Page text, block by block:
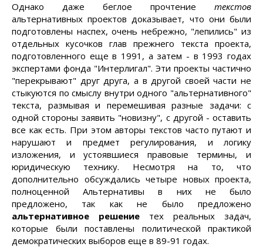
Однако даже беглое прочтение текстов
альтернативных проектов доказывает, что они были
подготовлены наспех, очень небрежно, "лепились" из
отдельных кусочков глав прежнего текста проекта,
подготовленного еще в 1991, а затем - в 1993 годах
экспертами фонда "Интерлигал". Эти проекты частично
"перекрывают" друг друга, а в другой своей части не
стыкуются по смыслу внутри одного "альтернативного"
текста, размывая и перемешивая разные задачи: с
одной стороны заявить "новизну", с другой - оставить
все как есть. При этом авторы текстов часто путают и
нарушают и предмет регулирования, и логику
изложения, и устоявшиеся правовые термины, и
юридическую технику. Несмотря на то, что
дополнительно обсуждались четыре новых проекта,
полноценной Альтернативы в них не было
предложено, так как не было предложено
альтернативное решение тех реальных задач,
которые были поставлены политической практикой
демократических выборов еще в 89-91 годах.